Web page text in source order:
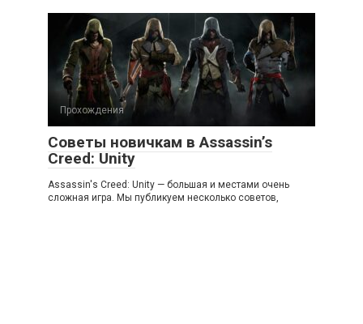
Прохождения
Советы новичкам в Assassin’s
Creed: Unity
Assassin's Creed: Unity — большая и местами очень
сложная игра. Мы публикуем несколько советов,